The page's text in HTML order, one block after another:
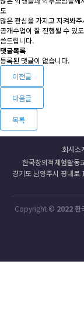
도
많은 관심을 가지고 지켜봐
공개수업이 잘 진행될 수 있
씀드립니다.
댓글목록
등록된 댓글이 없습니다.
이전글
다음글
목록
회사소
한국창의적체험활
경기도 남양주시 평내
Copyright © 2022 한